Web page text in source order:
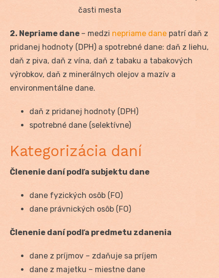
časti mesta
2. Nepriame dane – medzi nepriame dane patrí daň z
pridanej hodnoty (DPH) a spotrebné dane: daň z liehu,
daň z piva, daň z vína, daň z tabaku a tabakových
výrobkov, daň z minerálnych olejov a mazív a
environmentálne dane.
daň z pridanej hodnoty (DPH)
spotrebné dane (selektívne)
Kategorizácia daní
Členenie daní podľa subjektu dane
dane fyzických osôb (FO)
dane právnických osôb (FO)
Členenie daní podľa predmetu zdanenia
dane z príjmov – zdaňuje sa príjem
dane z majetku – miestne dane